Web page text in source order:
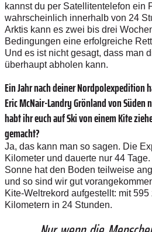
kannst du per Satellitentelefon ein
wahrscheinlich innerhalb von 24
Arktis kann es zwei bis drei
Bedingungen eine erfolgreiche
Und es ist nicht gesagt, dass man
überhaupt abholen kann.
Ein Jahr nach deiner Nordpolexpedition
Eric McNair-Landry Grönland von Süden
habt ihr euch auf Ski von einem Kite
gemacht?
Ja, das kann man so sagen. Die
Kilometer und dauerte nur 44
Sonne hat den Boden teilweise
und so sind wir gut
Kite-Weltrekord aufgestellt: mit
Kilometern in 24 Stunden.